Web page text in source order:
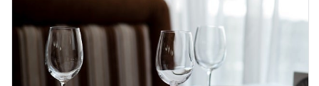
暴食デーに行く焼肉きんぐのランチ
Amebaトピックス